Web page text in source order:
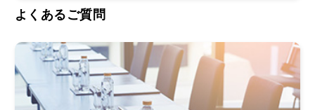
よくあるご質問